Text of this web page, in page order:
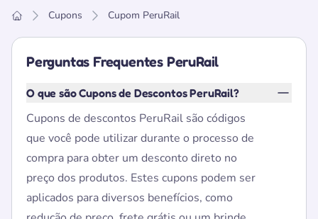
Cupons Cupom PeruRail
Perguntas Frequentes PeruRail
O que são Cupons de Descontos PeruRail?
Cupons de descontos PeruRail são códigos
que você pode utilizar durante o processo de
compra para obter um desconto direto no
preço dos produtos. Estes cupons podem ser
aplicados para diversos benefícios, como